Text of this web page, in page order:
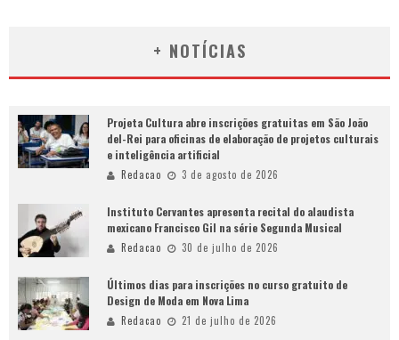
+ NOTÍCIAS
Projeta Cultura abre inscrições gratuitas em São João
del-Rei para oficinas de elaboração de projetos culturais
e inteligência artificial
Redacao 3 de agosto de 2026
Instituto Cervantes apresenta recital do alaudista
mexicano Francisco Gil na série Segunda Musical
Redacao 30 de julho de 2026
Últimos dias para inscrições no curso gratuito de
Design de Moda em Nova Lima
Redacao 21 de julho de 2026